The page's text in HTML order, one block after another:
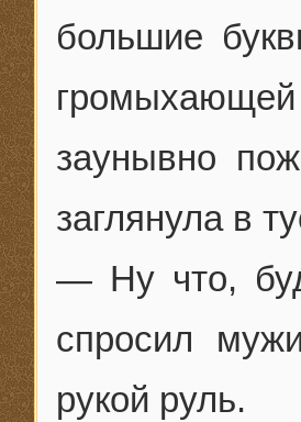
большие
заунывно
заглянула в
— Ну что,
спросил
рукой руль.